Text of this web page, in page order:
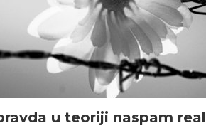
u teoriji naspam